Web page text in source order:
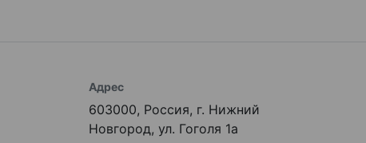
Адрес
603000, Россия, г. Нижний
Новгород, ул. Гоголя 1а